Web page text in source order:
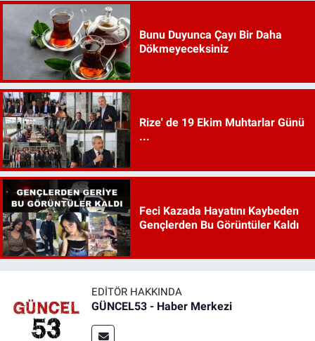
Bunu Duyunca Çayı Bir Daha
Dökmeyeceksiniz
Rize' de 19 Ekim Muhtarlar Günü
...
Feci Kazada Hayatını Kaybeden
Gençlerden Bu Görüntüler Kaldı
EDITÖR HAKKINDA
GÜNCEL53 - Haber Merkezi